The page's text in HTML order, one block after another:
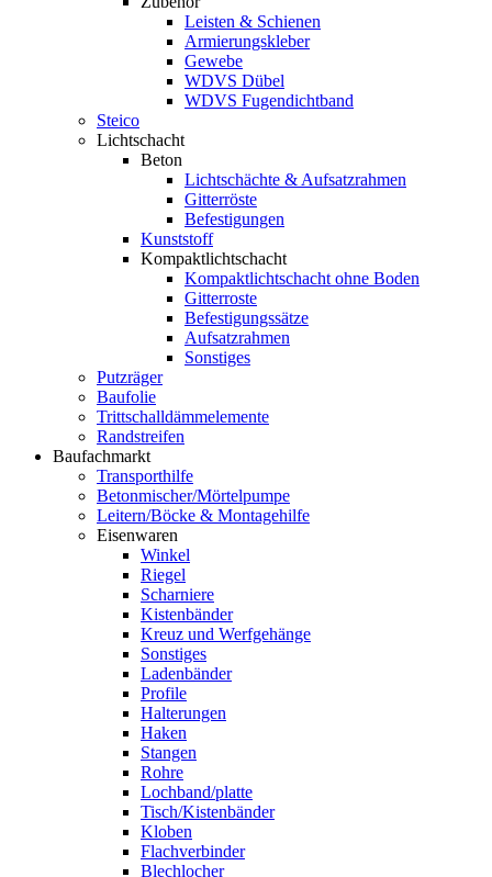
Leisten & Schienen
Armierungskleber
Gewebe
WDVS Dübel
WDVS Fugendichtband
Steico
Lichtschacht
Beton
Lichtschächte & Aufsatzrahmen
Gitterröste
Befestigungen
Kunststoff
Kompaktlichtschacht
Kompaktlichtschacht ohne Boden
Gitterroste
Befestigungssätze
Aufsatzrahmen
Sonstiges
Putzräger
Baufolie
Trittschalldämmelemente
Randstreifen
Baufachmarkt
Transporthilfe
Betonmischer/Mörtelpumpe
Leitern/Böcke & Montagehilfe
Eisenwaren
Winkel
Riegel
Scharniere
Kistenbänder
Kreuz und Werfgehänge
Sonstiges
Ladenbänder
Profile
Halterungen
Haken
Stangen
Rohre
Lochband/platte
Tisch/Kistenbänder
Kloben
Flachverbinder
Blechlocher